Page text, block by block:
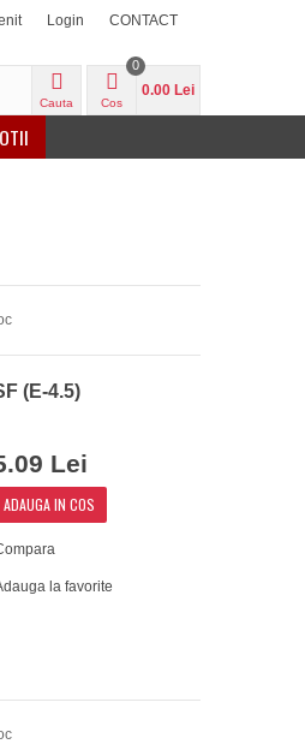
CONTACT
Login
Cauta Cos
0
0.00 Lei
(E-4.5)
Lei
ADAUGA IN COS
la favorite